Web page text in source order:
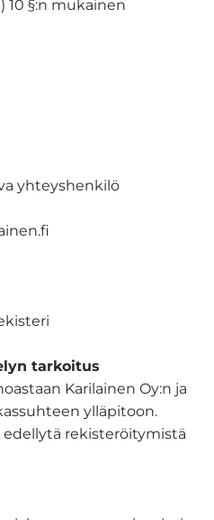
10 §:n mukainen
yhteyshenkilö
tarkoitus
Karilainen Oy:n ja
ylläpitoon.
rekisteröitymistä